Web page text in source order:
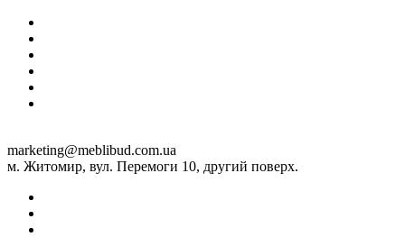
marketing@meblibud.com.ua
м. Житомир, вул. Перемоги 10, другий поверх.